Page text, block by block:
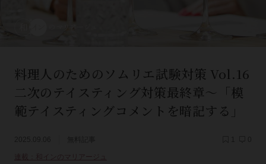
料理人のためのソムリエ試験対策 Vol.16
二次のテイスティング対策最終章～「模
範テイスティングコメントを暗記する」
連載：和インのマリアージュ